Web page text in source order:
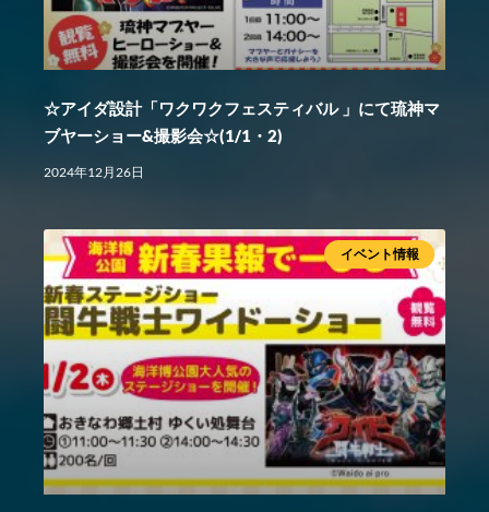
☆アイダ設計「ワクワクフェスティバル 」にて琉神マ
ブヤーショー&撮影会☆(1/1・2)
2024年12月26日
イベント情報